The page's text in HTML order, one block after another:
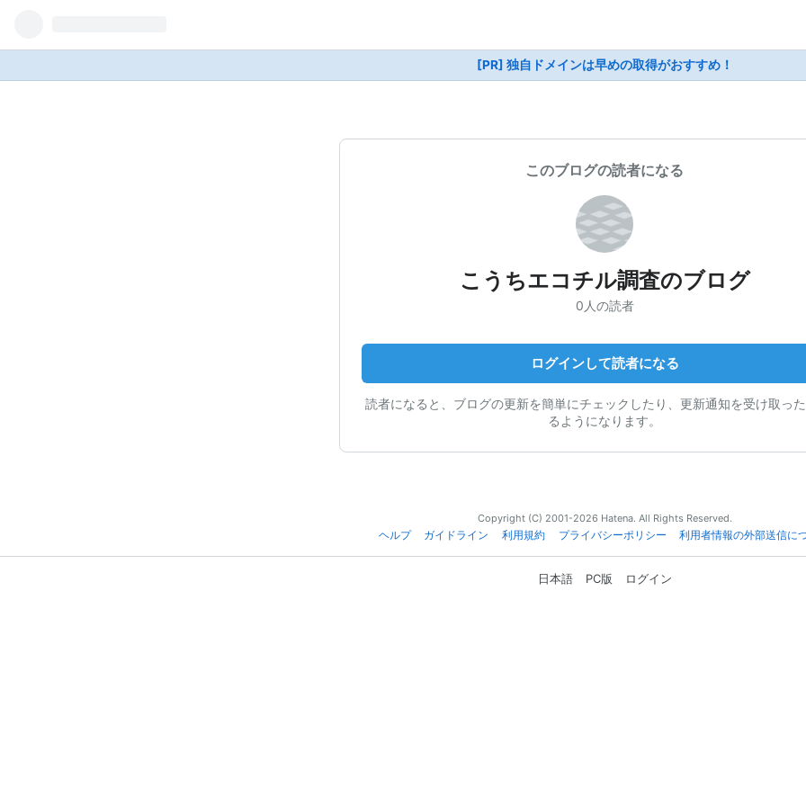
[PR] 独自ドメインは早めの取得がおすすめ！
このブログの読者になる
こうちエコチル調査のブログ
0人の読者
ログインして読者になる
読者になると、ブログの更新を簡単にチェックしたり、更新通知を受け取っ
るようになります。
Copyright (C) 2001-2026 Hatena. All Rights Reserved.
ヘルプ
ガイドライン 利用規約 プライバシーポリシー 利用者情報の外部送信に
日本語 PC版 ログイン